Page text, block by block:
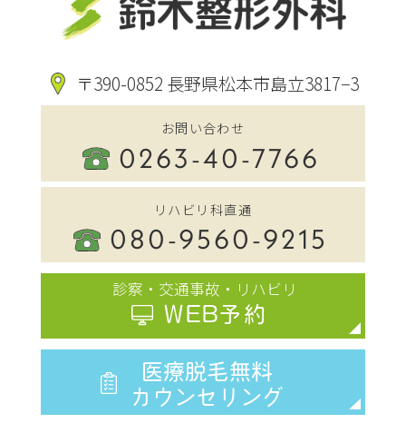
〒390-0852 長野県松本市島立3817−3
お問い合わせ
0263-40-7766
リハビリ科直通
080-9560-9215
診察・交通事故・リハビリ
WEB予約
医療脱毛無料
カウンセリング